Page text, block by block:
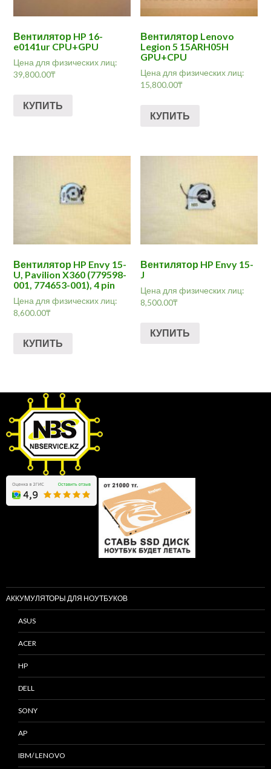
Вентилятор HP 16-
e0141ur CPU+GPU
Цена для физических лиц:
39,800.00₸
КУПИТЬ
Вентилятор Lenovo
Legion 5 15ARH05H
GPU+CPU
Цена для физических лиц:
15,800.00₸
КУПИТЬ
Вентилятор HP Envy 15-
U, Pavilion X360 (779598-
001, 774653-001), 4 pin
Цена для физических лиц:
8,600.00₸
КУПИТЬ
Вентилятор HP Envy 15-
J
Цена для физических лиц:
8,500.00₸
КУПИТЬ
АККУМУЛЯТОРЫ ДЛЯ НОУТБУКОВ
ASUS
ACER
HP
DELL
SONY
AP
IBM/ LENOVO